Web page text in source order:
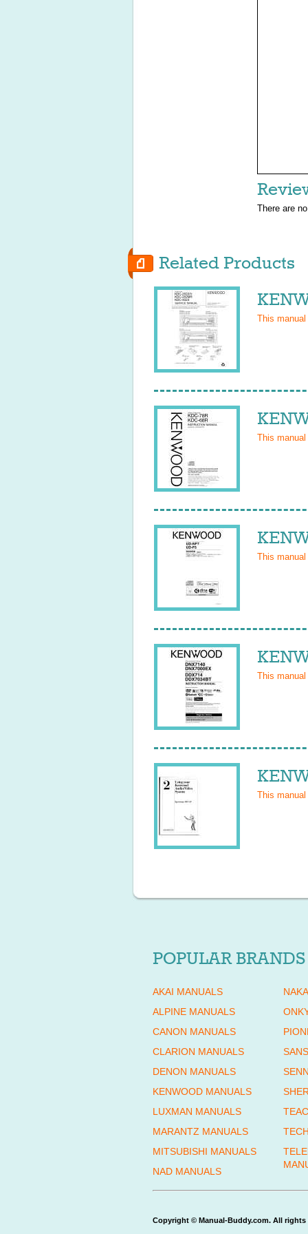
There are
Related Products
This manual
This manual
This manual
This manual
This manual
POPULAR BRANDS
AKAI MANUALS
ALPINE MANUALS
CANON MANUALS
CLARION MANUALS
DENON MANUALS
KENWOOD MANUALS
LUXMAN MANUALS
MARANTZ MANUALS
MITSUBISHI MANUALS
NAD MANUALS
Copyright © Manual-Buddy.com. All rights